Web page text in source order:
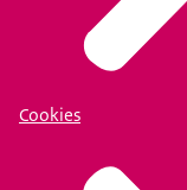
Cookies